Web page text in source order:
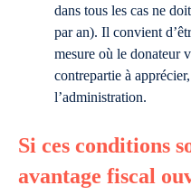
dans tous les cas ne
par an). Il convient
mesure où le donateur
contrepartie à
l’administration.
Si ces conditions
avantage fiscal